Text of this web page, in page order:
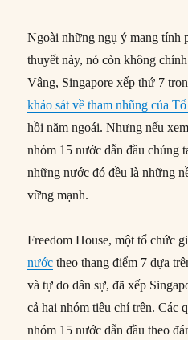
Ngoài những ngụ ý mang tính
thuyết này, nó còn không
Vâng, Singapore xếp thứ 7
khảo sát về tham nhũng của
hồi năm ngoái. Nhưng nếu
nhóm 15 nước dẫn đầu chúng
những nước đó đều là những
vững mạnh.
Freedom House, một tổ chức
nước theo thang điểm 7 dựa
và tự do dân sự, đã xếp
cả hai nhóm tiêu chí trên. Các
nhóm 15 nước dẫn đầu theo